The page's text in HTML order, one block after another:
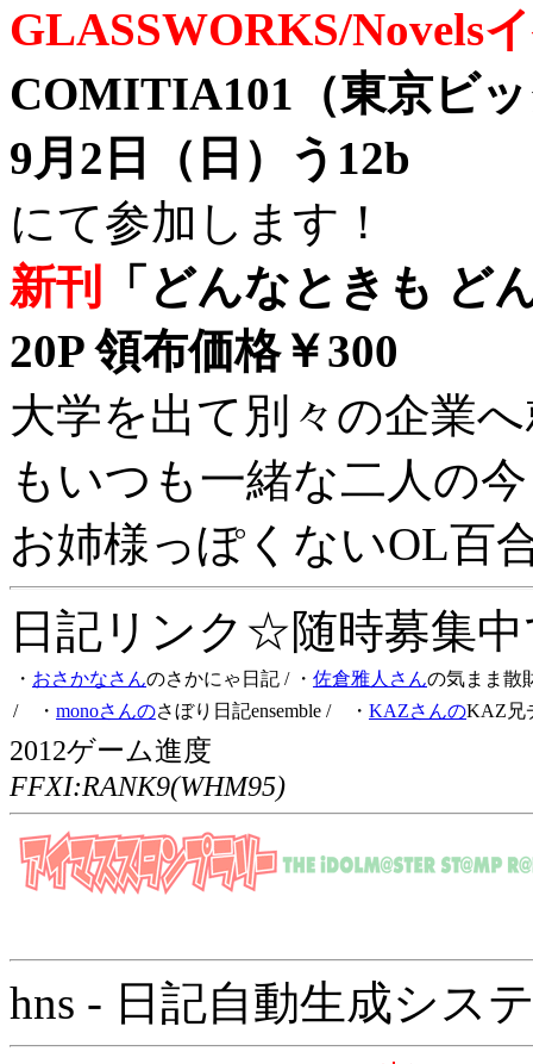
GLASSWORKS/Novels
COMITIA101（東京ビ
9月2日（日）う12b
にて参加します！
新刊
「どんなときも ど
20P 領布価格￥300
大学を出て別々の企業
もいつも一緒な二人の
お姉様っぽくないOL百
日記リンク☆随時募集
・ おさかなさんのさかにゃ日記 / ・ 佐倉雅人さんの気まま散
/ ・ monoさんのさぼり日記ensemble / ・ KAZさんのKAZ兄
2012ゲーム進度
FFXI:RANK9(WHM95)
hns - 日記自動生成シス